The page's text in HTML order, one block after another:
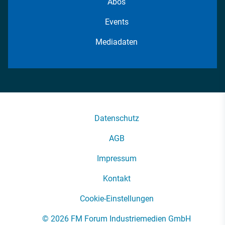
Events
Mediadaten
Datenschutz
AGB
Impressum
Kontakt
Cookie-Einstellungen
© 2026 FM Forum Industriemedien GmbH